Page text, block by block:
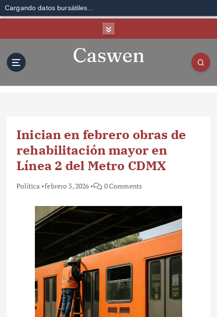
Cargando datos bursátiles...
Inician en febrero obras de
rehabilitación mayor en
Línea 2 del Metro CDMX
Política febrero 3, 2026 0 Comments